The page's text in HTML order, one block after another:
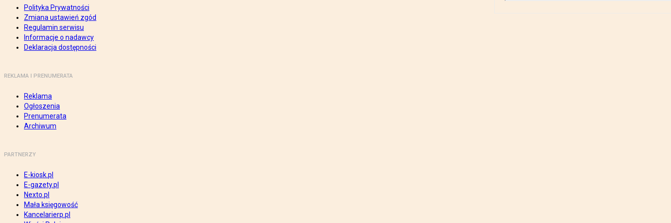
Polityka Prywatności
Zmiana ustawień zgód
Regulamin serwisu
Informacje o nadawcy
Deklaracja dostępności
REKLAMA I PRENUMERATA
Reklama
Ogłoszenia
Prenumerata
Archiwum
PARTNERZY
E-kiosk.pl
E-gazety.pl
Nexto.pl
Mała księgowość
Kancelarierp.pl